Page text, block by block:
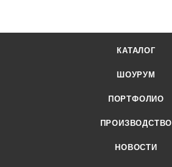
КАТАЛОГ
ШОУРУМ
ПОРТФОЛИО
ПРОИЗВОДСТВО
НОВОСТИ